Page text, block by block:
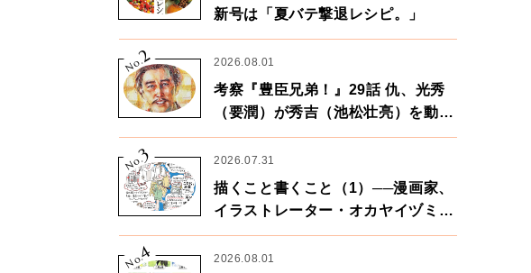
新号は「夏バテ撃退レシピ。」
No.2 2026.08.01
考察『豊臣兄弟！』29話 仇、光秀
（要潤）が秀吉（池松壮亮）を動か
す。天下に向けた兄弟の分岐点。
No.
3 2026.07.31
描くこと書くこと（1）──漫画家、
イラストレーター・オカヤイヅミさ
ん×漫画家・鶴谷香央理さん
No.
4 2026.08.01